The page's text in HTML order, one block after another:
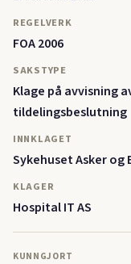
REGELVERK
FOA 2006
SAKSTYPE
Klage på avvisning
tildelingsbeslutning
INNKLAGET
Sykehuset Asker og
KLAGER
Hospital IT AS
KUNNGJORT